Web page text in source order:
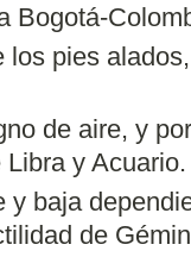
Bogotá-
los pies
de aire, y
y Acuario.
y baja
de